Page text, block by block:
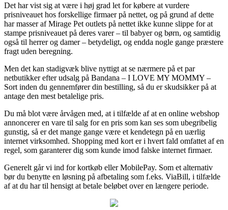
Det har vist sig at være i høj grad let for købere at vurdere
prisniveauet hos forskellige firmaer på nettet, og på grund af dette
har masser af Mirage Pet outlets på nettet ikke kunne slippe for at
stampe prisniveauet på deres varer – til babyer og børn, og samtidig
også til herrer og damer – betydeligt, og endda nogle gange præstere
fragt uden beregning.
Men det kan stadigvæk blive nyttigt at se nærmere på et par
netbutikker efter udsalg på Bandana – I LOVE MY MOMMY –
Sort inden du gennemfører din bestilling, så du er skudsikker på at
antage den mest betalelige pris.
Du må blot være årvågen med, at i tilfælde af at en online webshop
annoncerer en vare til salg for en pris som kan ses som ubegribelig
gunstig, så er det mange gange være et kendetegn på en uærlig
internet virksomhed. Shopping med kort er i hvert fald omfattet af en
regel, som garanterer dig som kunde imod falske internet firmaer.
Generelt går vi ind for kortkøb eller MobilePay. Som et alternativ
bør du benytte en løsning på afbetaling som f.eks. ViaBill, i tilfælde
af at du har til hensigt at betale beløbet over en længere periode.